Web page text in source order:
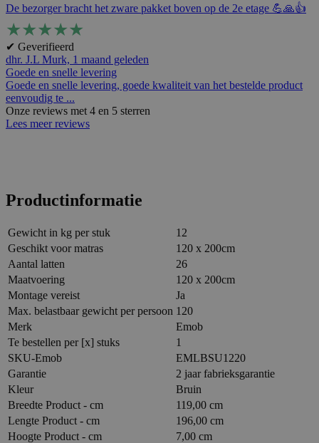
De bezorger bracht het zware pakket boven op de 2e etage 💪🙏👍
★★★★★
✔ Geverifieerd
dhr. J.L Murk, 1 maand geleden
Goede en snelle levering
Goede en snelle levering, goede kwaliteit van het bestelde product
eenvoudig te ...
Onze reviews met 4 en 5 sterren
Lees meer reviews
Productinformatie
Gewicht in kg per stuk
12
Geschikt voor matras
120 x 200cm
Aantal latten
26
Maatvoering
120 x 200cm
Montage vereist
Ja
Max. belastbaar gewicht per persoon 120
Merk
Emob
Te bestellen per [x] stuks
1
SKU-Emob
EMLBSU1220
Garantie
2 jaar fabrieksgarantie
Kleur
Bruin
Breedte Product - cm
119,00 cm
Lengte Product - cm
196,00 cm
Hoogte Product - cm
7,00 cm